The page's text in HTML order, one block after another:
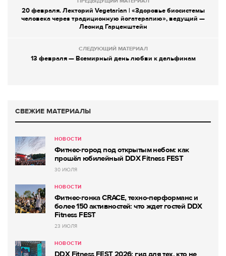
20 февраля. Лекторий Vegetarian | «Здоровье биосистемы
человека через традиционную йогатерапию», ведущий —
Леонид Гарценштейн
СЛЕДУЮЩИЙ МАТЕРИАЛ
13 февраля — Всемирный день любви к дельфинам
СВЕЖИЕ МАТЕРИАЛЫ
НОВОСТИ
Фитнес-город под открытым небом: как
прошёл юбилейный DDX Fitness FEST
30 ИЮЛЯ
НОВОСТИ
Фитнес-гонка CRACE, техно-перформанс и
более 150 активностей: что ждет гостей DDX
Fitness FEST
23 ИЮЛЯ
НОВОСТИ
DDX Fitness FEST 2026: гид для тех, кто не